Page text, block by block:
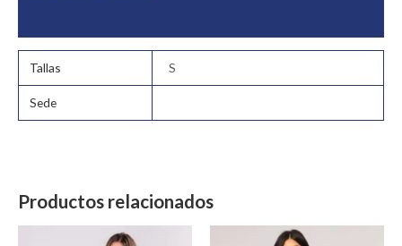
Tallas S
Sede
Productos relacionados